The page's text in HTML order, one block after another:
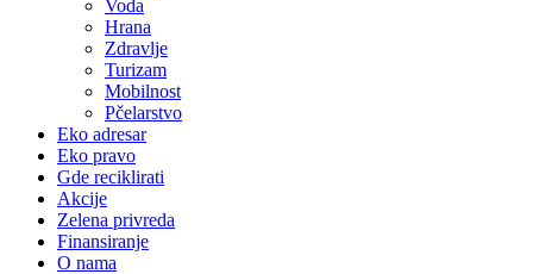
Voda
Hrana
Zdravlje
Turizam
Mobilnost
Pčelarstvo
Eko adresar
Eko pravo
Gde reciklirati
Akcije
Zelena privreda
Finansiranje
O nama